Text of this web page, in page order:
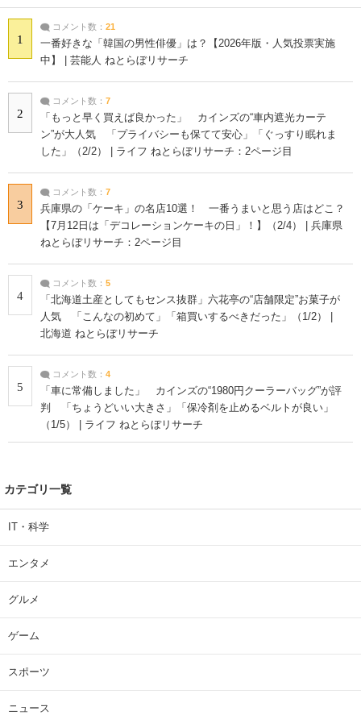
1
コメント数： 21
一番好きな「韓国の男性俳優」は？【2026年版・人気投票実施
中】 | 芸能人 ねとらぼリサーチ
2
コメント数： 7
「もっと早く買えば良かった」 カインズの“車内遮光カーテ
ン”が大人気 「プライバシーも保てて安心」「ぐっすり眠れま
した」（2/2） | ライフ ねとらぼリサーチ：2ページ目
3
コメント数： 7
兵庫県の「ケーキ」の名店10選！ 一番うまいと思う店はどこ？
【7月12日は「デコレーションケーキの日」！】（2/4） | 兵庫県
ねとらぼリサーチ：2ページ目
4
コメント数： 5
「北海道土産としてもセンス抜群」六花亭の“店舗限定”お菓子が
人気 「こんなの初めて」「箱買いするべきだった」（1/2） |
北海道 ねとらぼリサーチ
5
コメント数： 4
「車に常備しました」 カインズの“1980円クーラーバッグ”が評
判 「ちょうどいい大きさ」「保冷剤を止めるベルトが良い」
（1/5） | ライフ ねとらぼリサーチ
カテゴリ一覧
IT・科学
エンタメ
グルメ
ゲーム
スポーツ
ニュース